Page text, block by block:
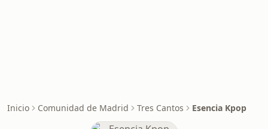
Inicio Comunidad de Madrid Tres Cantos Esencia Kpop